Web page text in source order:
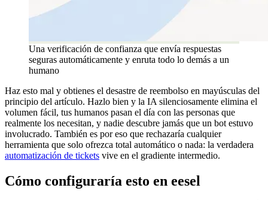
Una verificación de confianza que envía respuestas
seguras automáticamente y enruta todo lo demás a un
humano
Haz esto mal y obtienes el desastre de reembolso en mayúsculas del
principio del artículo. Hazlo bien y la IA silenciosamente elimina el
volumen fácil, tus humanos pasan el día con las personas que
realmente los necesitan, y nadie descubre jamás que un bot estuvo
involucrado. También es por eso que rechazaría cualquier
herramienta que solo ofrezca total automático o nada: la verdadera
automatización de tickets vive en el gradiente intermedio.
Cómo configuraría esto en eesel